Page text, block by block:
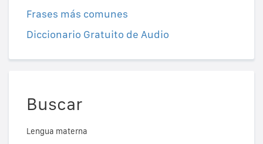
Frases más comunes
Diccionario Gratuito de Audio
Buscar
Lengua materna